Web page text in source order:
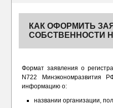
КАК ОФОРМИТЬ
СОБСТВЕННОСТИ
Формат заявления о
N722
информацию о:
названии организации,